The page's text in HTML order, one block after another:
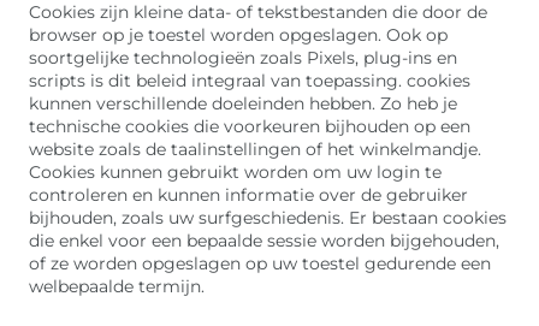
Cookies zijn kleine data- of tekstbestanden die door de
browser op je toestel worden opgeslagen. Ook op
soortgelijke technologieën zoals Pixels, plug-ins en
scripts is dit beleid integraal van toepassing. cookies
kunnen verschillende doeleinden hebben. Zo heb je
technische cookies die voorkeuren bijhouden op een
website zoals de taalinstellingen of het winkelmandje.
Cookies kunnen gebruikt worden om uw login te
controleren en kunnen informatie over de gebruiker
bijhouden, zoals uw surfgeschiedenis. Er bestaan cookies
die enkel voor een bepaalde sessie worden bijgehouden,
of ze worden opgeslagen op uw toestel gedurende een
welbepaalde termijn.